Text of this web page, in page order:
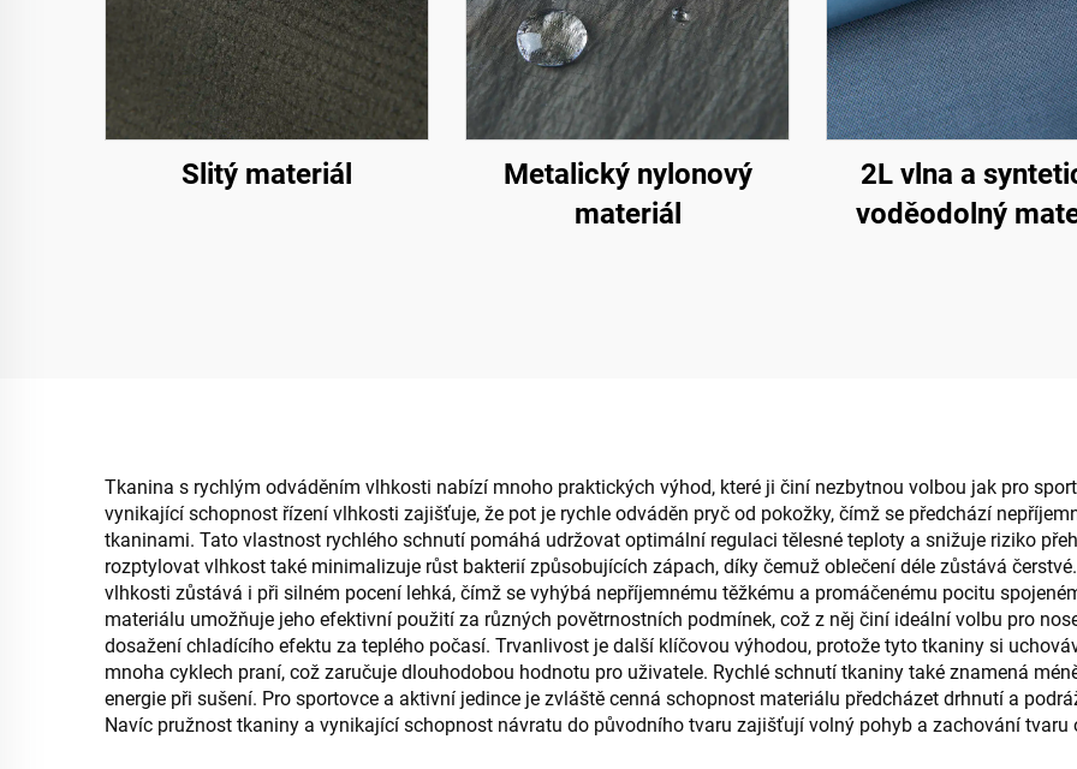
Slitý materiál
Metalický nylonový
materiál
2L vlna a
voděodolný
Tkanina s rychlým odváděním vlhkosti nabízí mnoho praktických výhod, které ji činí nezbytnou volbou jak pro
vynikající schopnost řízení vlhkosti zajišťuje, že pot je rychle odváděn pryč od pokožky, čímž se předchází
tkaninami. Tato vlastnost rychlého schnutí pomáhá udržovat optimální regulaci tělesné teploty a snižuje riziko
rozptylovat vlhkost také minimalizuje růst bakterií způsobujících zápach, díky čemuž oblečení déle zůstává
vlhkosti zůstává i při silném pocení lehká, čímž se vyhýbá nepříjemnému těžkému a promáčenému pocitu
materiálu umožňuje jeho efektivní použití za různých povětrnostních podmínek, což z něj činí ideální volbu pro
dosažení chladícího efektu za teplého počasí. Trvanlivost je další klíčovou výhodou, protože tyto tkaniny si
mnoha cyklech praní, což zaručuje dlouhodobou hodnotu pro uživatele. Rychlé schnutí tkaniny také znamená
energie při sušení. Pro sportovce a aktivní jedince je zvláště cenná schopnost materiálu předcházet drhnutí a
Navíc pružnost tkaniny a vynikající schopnost návratu do původního tvaru zajišťují volný pohyb a zachování tvaru